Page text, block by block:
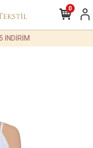
İNDİRİM
0